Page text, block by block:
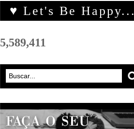
♥ Let's Be Happy...
5,589,411